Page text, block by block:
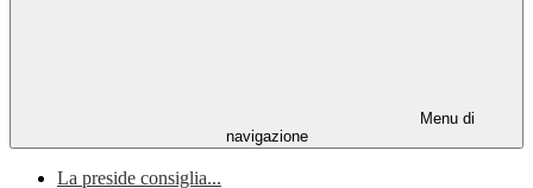
Menu di
navigazione
La preside consiglia...